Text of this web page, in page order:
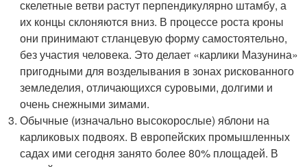
скелетные ветви растут перпендикулярно штамбу, а
их концы склоняются вниз. В процессе роста кроны
они принимают стланцевую форму самостоятельно,
без участия человека. Это делает «карлики Мазунина»
пригодными для возделывания в зонах рискованного
земледелия, отличающихся суровыми, долгими и
очень снежными зимами.
Обычные (изначально высокорослые) яблони на
карликовых подвоях. В европейских промышленных
садах ими сегодня занято более 80% площадей. В